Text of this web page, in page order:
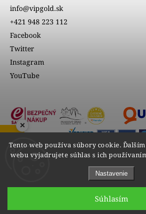
Tento web používa súbory cookie.
webu vyjadrujete súhlas s ich
Nastavenie
Súhlasím
info@vipgold.sk
+421 948 223 112
Facebook
Twitter
Instagram
YouTube
ZOBRAZIŤ RECENZIE
×